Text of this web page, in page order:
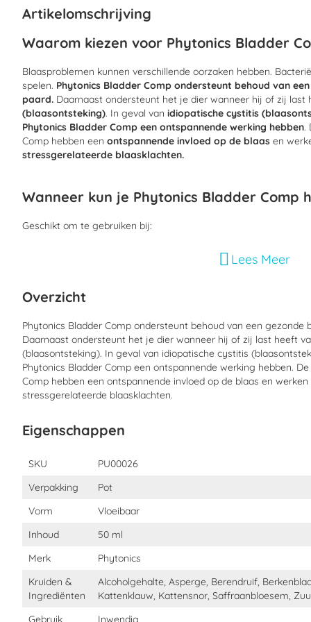
van
afbeeldingen-
Artikelomschrijving
Waarom kiezen voor Phytonics Bladder
Blaasproblemen kunnen verschillende oorzaken hebben.
spelen. Phytonics Bladder Comp ondersteunt behoud van
paard. Daarnaast ondersteunt het je dier wanneer hij of zij last
(blaasontsteking). In geval van idiopatische cystitis
Phytonics Bladder Comp een ontspannende werking hebben.
Comp hebben een ontspannende invloed op de blaas en
stressgerelateerde blaasklachten.
Wanneer kun je Phytonics Bladder Comp
Geschikt om te gebruiken bij:
Idiopatische cystitis (blaasontsteking zonder bekende
Raadpleeg voor gebruik bij dracht en lactatie altijd een
Wat zijn de voordelen van Phytonics
Ondersteunt behoud van een gezonde blaas
Ondersteunt bij idiopatische cystitis (blaasontsteking zonder
Onstpannende invloed op de blaas
Stressverlagend bij stressgerelateerde blaasklachten
Hoe moet je Phytonics Bladder Comp
Gebruiksaanwijzing:
Paard 10-15 druppels
Hond 5-10 druppels
Lees Meer
Overzicht
Phytonics Bladder Comp ondersteunt behoud van een gezonde
Daarnaast ondersteunt het je dier wanneer hij of zij last heeft
(blaasontsteking). In geval van idiopatische cystitis
Phytonics Bladder Comp een ontspannende werking hebben.
Comp hebben een ontspannende invloed op de blaas en
stressgerelateerde blaasklachten.
Eigenschappen
Eigenschappen
SKU
PU00026
Verpakking
Pot
Vorm
Vloeibaar
Inhoud
50 ml
Merk
Phytonics
Kruiden &
Ingrediënten
Alcoholgehalte, Asperge, Berendruif,
Kattenklauw, Kattensnor, Saffraanbloesem,
Gebruik
Inwendig